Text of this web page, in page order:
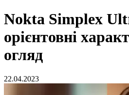
Nokta Simplex
орієнтовні
огляд
22.04.2023